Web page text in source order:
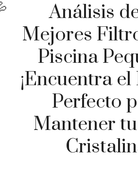
Análisis
Mejores
Piscina
¡Encuentra
Perfecto
Mantener